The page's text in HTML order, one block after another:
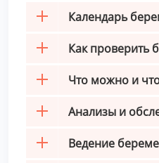
Календарь
Как проверить
Что можно и
Анализы и
Ведение